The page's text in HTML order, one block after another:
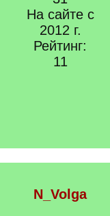
На сайте с
2012 г.
Рейтинг:
11
N_Volga